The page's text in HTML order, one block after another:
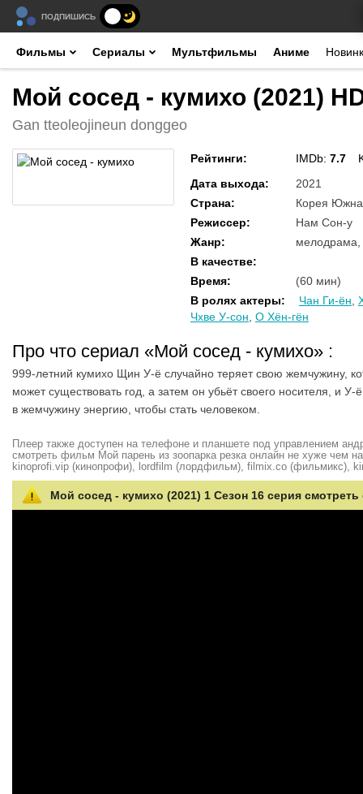
ПОДПИШИСЬ
Фильмы Сериалы Мультфильмы Аниме
Мой сосед - кумихо (2021)
Gan tteoleojineun donggeo
Рейтинги: IMDb: 7.7
Дата выхода:
2021
Страна:
Корея
Режиссер:
Нам Сон-у
Жанр:
мелодрама,
В качестве:
Время:
(60 мин)
В ролях актеры: Чан Ги-ён
Чхве У-сон О Хён-гён
Про что сериал «Мой сосед - кумихо» :
999-летний кумихо Щин У-ё случайно теряет свою жемчужину,
может существовать год, а затем он убьёт своего носителя, и
в жемчужину энергию, чтобы стать человеком.
Плеер также доступен на телефоне и планшете под управлением
смотреть фильм Мой парень из зоопарка резка онлайн не хуже чем
kinoprofi.vip (кинопрофи), lordfilm (лордфильм), filmix.co (фильмикс),
Мой сосед - кумихо (2021) 1 Сезон 16 серия смотреть